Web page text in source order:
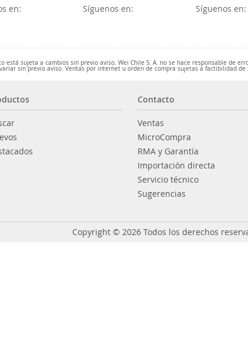
en: Síguenos en: Síguenos en:
está sujeta a cambios sin previo aviso. Wei Chile S. A. no se hace responsable de
sin previo aviso. Ventas por internet u orden de compra sujetas a factibilidad
Contacto
Ventas
MicroCompra
RMA y Garantía
Importación directa
Servicio técnico
Sugerencias
Copyright © 2026 Todos los derechos